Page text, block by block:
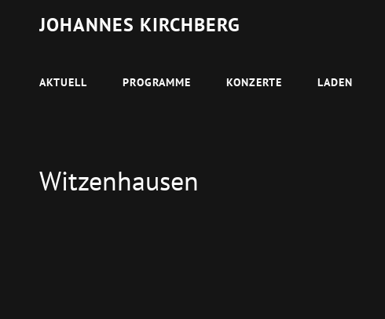
JOHANNES KIRCHBERG
AKTUELL PROGRAMME KONZERTE LADEN
Witzenhausen